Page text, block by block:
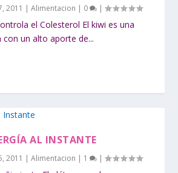
2011 |Alimentacion | 0 |
el Colesterol El kiwi es una
un alto aporte de...
AL INSTANTE
2011 |Alimentacion | 1 |